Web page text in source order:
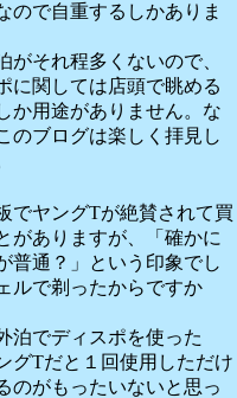
ので自重するしかありま
がそれ程多くないので、
に関しては店頭で眺める
か用途がありません。な
のブログは楽しく拝見し
でヤングTが絶賛されて買
がありますが、「確かに
普通？」という印象でし
ルで剃ったからですか
泊でディスポを使った
グTだと１回使用しただけ
のがもったいないと思っ